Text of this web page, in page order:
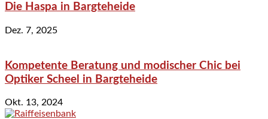
Die Haspa in Bargteheide
Dez. 7, 2025
Kompetente Beratung und modischer Chic bei
Optiker Scheel in Bargteheide
Okt. 13, 2024